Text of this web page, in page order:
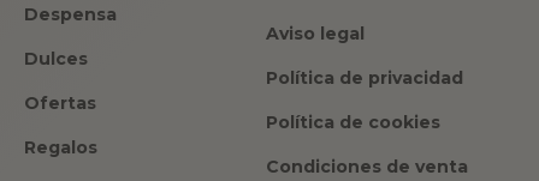
Despensa
Dulces
Ofertas
Regalos
Aviso legal
Política de privacidad
Política de cookies
Condiciones de venta